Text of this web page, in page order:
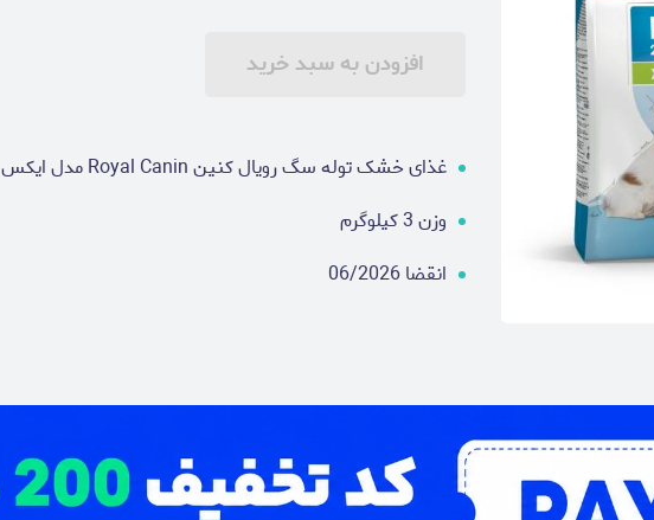
افزودن به سبد خرید
غذای خشک توله سگ رویال کنین Royal Canin مدل ایکس اسمال پاپی X-Small Puppy
وزن 3 کیلوگرم
انقضا 06/2026